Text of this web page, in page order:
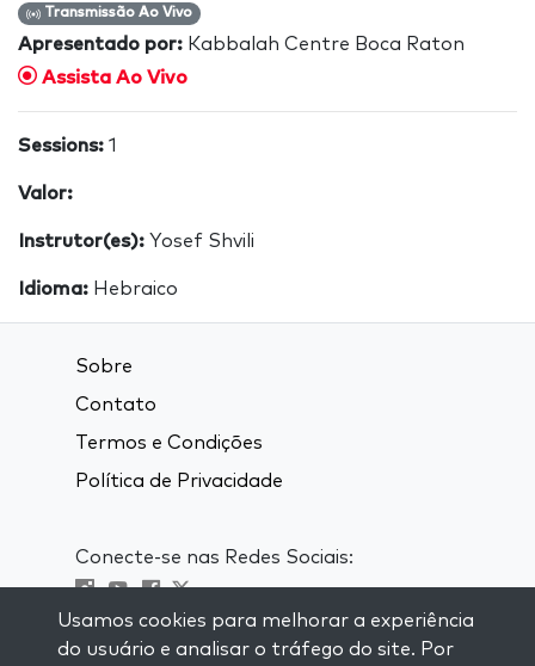
Transmissão Ao Vivo
Apresentado por: Kabbalah Centre Boca Raton
Assista Ao Vivo
Sessions: 1
Valor:
Instrutor(es): Yosef Shvili
Idioma: Hebraico
Sobre
Contato
Termos e Condições
Política de Privacidade
Conecte-se nas Redes Sociais:
Visit kabbalah master classes
Usamos cookies para melhorar a experiência
do usuário e analisar o tráfego do site. Por